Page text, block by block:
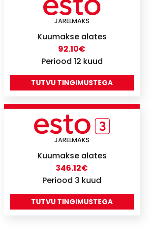
JÄRELMAKS
Kuumakse alates
92.10€
Periood 12 kuud
TUTVU TINGIMUSTEGA
JÄRELMAKS
Kuumakse alates
346.12€
Periood 3 kuud
TUTVU TINGIMUSTEGA